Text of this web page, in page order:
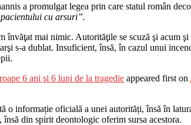
a promulgat legea prin care statul român
pacientului cu arsuri”.
învăţat mai nimic. Autorităţile se scuză şi acum
s-a dublat. Insuficient, însă, în cazul unui
6 ani şi 6 luni de la tragedie appeared first on
o informație oficială a unei autorități, însă în
din spirit deontologic oferim sursa acestora.